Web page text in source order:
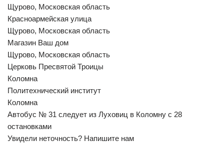
Щурово, Московская область
Красноармейская улица
Щурово, Московская область
Магазин Ваш дом
Щурово, Московская область
Церковь Пресвятой Троицы
Коломна
Политехнический институт
Коломна
Автобус № 31 следует из Луховиц в Коломну с 28
остановками
Увидели неточность? Напишите нам